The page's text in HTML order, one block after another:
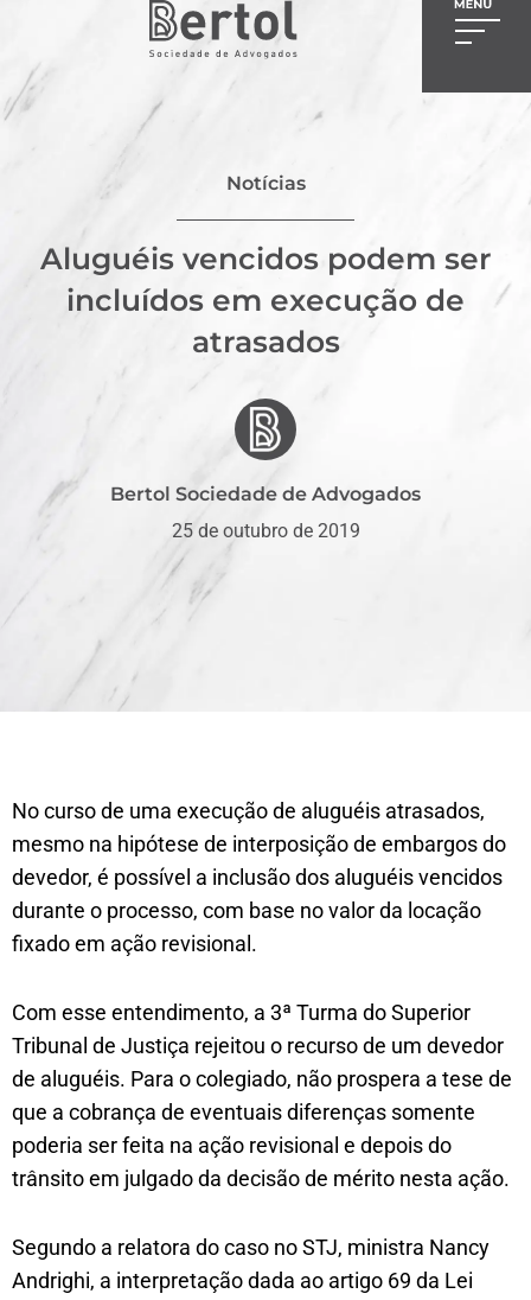
Notícias
Aluguéis vencidos podem ser
incluídos em execução de
atrasados
Bertol Sociedade de Advogados
25 de outubro de 2019
No curso de uma execução de aluguéis atrasados,
mesmo na hipótese de interposição de embargos do
devedor, é possível a inclusão dos aluguéis vencidos
durante o processo, com base no valor da locação
fixado em ação revisional.
Com esse entendimento, a 3ª Turma do Superior
Tribunal de Justiça rejeitou o recurso de um devedor
de aluguéis. Para o colegiado, não prospera a tese de
que a cobrança de eventuais diferenças somente
poderia ser feita na ação revisional e depois do
trânsito em julgado da decisão de mérito nesta ação.
Segundo a relatora do caso no STJ, ministra Nancy
Andrighi, a interpretação dada ao artigo 69 da Lei